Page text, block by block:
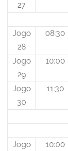
27
Jogo
28
08:30
Jogo
29
10:00
Jogo
30
11:30
Jogo
10:00